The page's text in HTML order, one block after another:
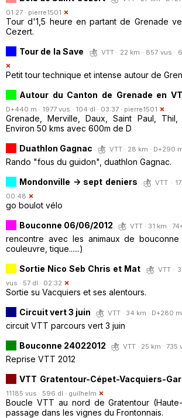
01:27 · pierre1501
Tour d'1,5 heure en partant de Grenade
Cezert.
Tour de la Save
VTT · 22 km · 857 vus ·
Petit tour technique et intense autour de
Autour du Canton de Grenade en
D+440 m · 1977 vus · 104 dl · 03:37 · pierre1501
Grenade, Merville, Daux, Saint Paul,
Environ 50 kms avec 600m de D
Duathlon Gagnac
VTT · 28 km · D+290
Rando "fous du guidon", duathlon Gagnac.
Mondonville -> sept deniers
VTT ·
00:48
go boulot vélo
Bouconne 06/06/2012
VTT · 31 km ·
rencontre avec les animaux de bouconne
couleuvre, tique......)
Sortie Nico Seb Chris et Mat
VTT ·
vus · 57 dl · 02:32
Sortie su Vacquiers et ses alentours.
Circuit vert 3 juin
VTT · 34 km · D+280
circuit VTT parcours vert 3 juin
Bouconne 24022012
VTT · 25 km · 735
Reprise VTT 2012
VTT Gratentour-Cépet-Vacquiers-
11185 vus · 596 dl · guilhelm
Boucle VTT au nord de Gratentour
passage dans les vignes du Frontonnais.